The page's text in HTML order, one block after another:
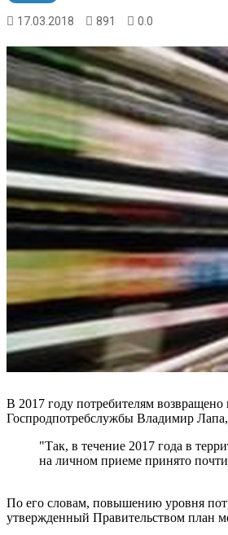
17.03.2018 891 0.0
В 2017 году потребителям
Госпродпотребслужбы Владимир
"Так, в течение 2017 года в
на личном приеме принято
По его словам, повышению уровня
утвержденный Правительством план